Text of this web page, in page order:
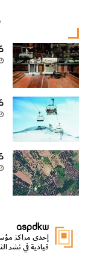
aspdkw
إحدى مراكز
قيادية في نشر